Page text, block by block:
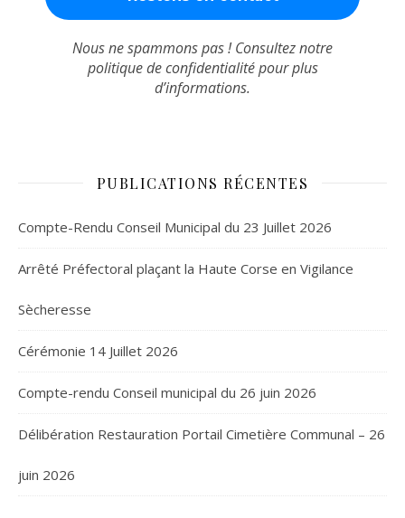
Nous ne spammons pas ! Consultez notre
politique de confidentialitépour plus
d’informations.
PUBLICATIONS RÉCENTES
Compte-Rendu Conseil Municipal du 23 Juillet 2026
Arrêté Préfectoral plaçant la Haute Corse en Vigilance
Sècheresse
Cérémonie 14 Juillet 2026
Compte-rendu Conseil municipal du 26 juin 2026
Délibération Restauration Portail Cimetière Communal – 26
juin 2026